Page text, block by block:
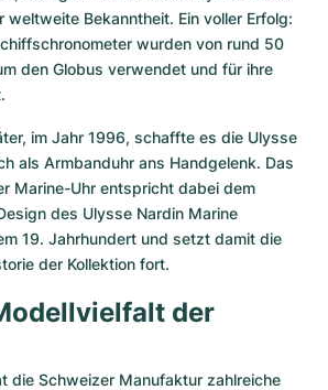
weltweite Bekanntheit. Ein voller Erfolg:
wurden von rund 50
den Globus verwendet und für ihre
im Jahr 1996, schaffte es die Ulysse
als Armbanduhr ans Handgelenk. Das
Marine-Uhr entspricht dabei dem
des Ulysse Nardin Marine
19. Jahrhundert und setzt damit die
der Kollektion fort.
der
die Schweizer Manufaktur zahlreiche